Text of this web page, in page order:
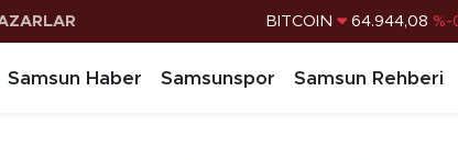
DOLAR 47,7436
Samsun Haber Samsunspor Samsun Rehberi